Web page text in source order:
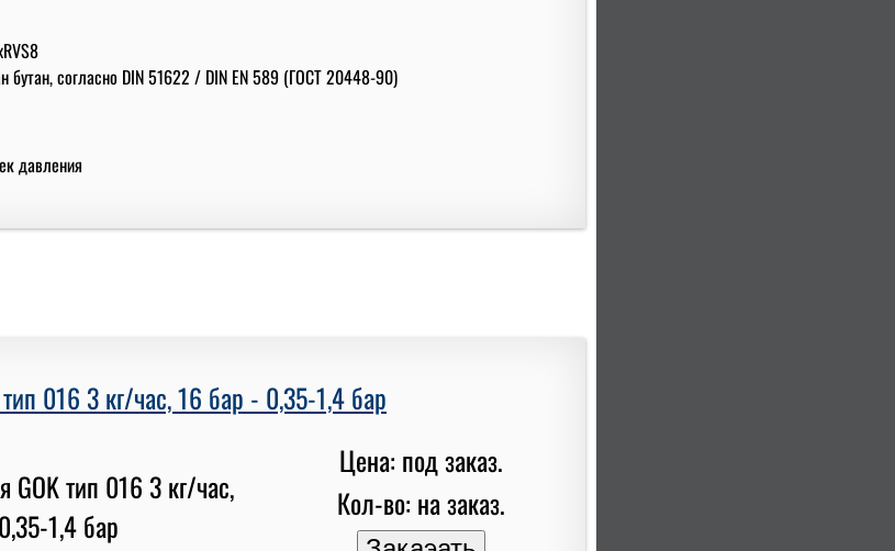
бутан, согласно DIN 51622 / DIN EN 589 (ГОСТ 20448-90)
давления
016 3 кг/час, 16 бар - 0,35-1,4 бар
Цена: под заказ.
Кол-во: на заказ.